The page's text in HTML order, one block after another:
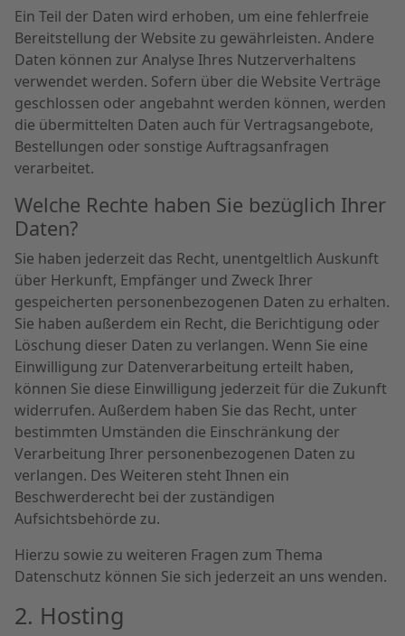
Ein Teil der Daten wird erhoben, um eine fehlerfreie
Bereitstellung der Website zu gewährleisten. Andere
Daten können zur Analyse Ihres Nutzerverhaltens
verwendet werden. Sofern über die Website Verträge
geschlossen oder angebahnt werden können, werden
die übermittelten Daten auch für Vertragsangebote,
Bestellungen oder sonstige Auftragsanfragen
verarbeitet.
Welche Rechte haben Sie bezüglich Ihrer
Daten?
Sie haben jederzeit das Recht, unentgeltlich Auskunft
über Herkunft, Empfänger und Zweck Ihrer
gespeicherten personenbezogenen Daten zu erhalten.
Sie haben außerdem ein Recht, die Berichtigung oder
Löschung dieser Daten zu verlangen. Wenn Sie eine
Einwilligung zur Datenverarbeitung erteilt haben,
können Sie diese Einwilligung jederzeit für die Zukunft
widerrufen. Außerdem haben Sie das Recht, unter
bestimmten Umständen die Einschränkung der
Verarbeitung Ihrer personenbezogenen Daten zu
verlangen. Des Weiteren steht Ihnen ein
Beschwerderecht bei der zuständigen
Aufsichtsbehörde zu.
Hierzu sowie zu weiteren Fragen zum Thema
Datenschutz können Sie sich jederzeit an uns wenden.
2. Hosting